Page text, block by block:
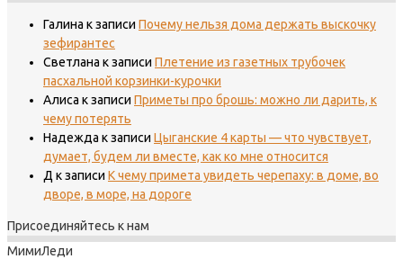
Галина к записи Почему нельзя дома держать выскочку
зефирантес
Светлана к записи Плетение из газетных трубочек
пасхальной корзинки-курочки
Алиса к записи Приметы про брошь: можно ли дарить, к
чему потерять
Надежда к записи Цыганские 4 карты — что чувствует,
думает, будем ли вместе, как ко мне относится
Д к записи К чему примета увидеть черепаху: в доме, во
дворе, в море, на дороге
Присоединяйтесь к нам
МимиЛеди